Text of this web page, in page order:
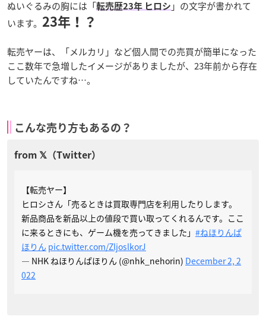
ぬいぐるみの胸には「転売歴23年 ヒロシ 」の文字が書かれて
います。 23年！？
転売ヤーは、「メルカリ」など個人間での売買が簡単になった
ここ数年で急増したイメージがありましたが、23年前から存在
していたんですね…。
こんな売り方もあるの？
【転売ヤー】
ヒロシさん「売るときは買取専門店を利用したりします。
新品商品を新品以上の値段で買い取ってくれるんです。ここ
に来るときにも、ゲーム機を売ってきました」 #ねほりんぱ
ほりん pic.twitter.com/ZljoslkorJ
— NHK ねほりんぱほりん (@nhk_nehorin) December 2, 2
022